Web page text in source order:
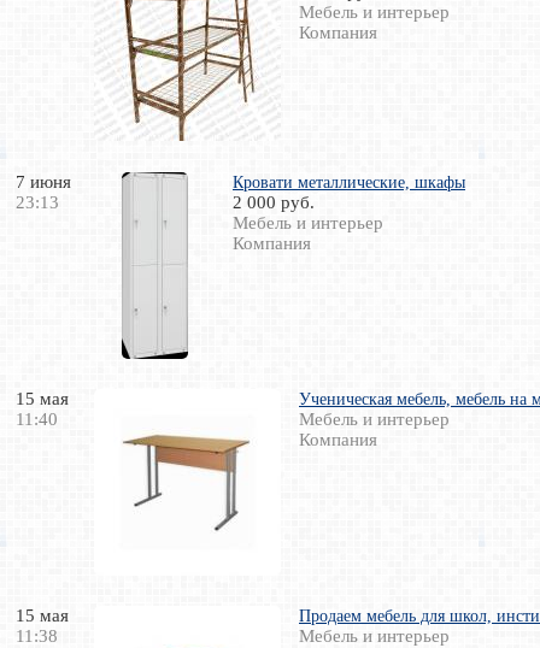
Мебель и интерьер
Компания
7 июня
23:13
Кровати металлические, шкафы
2 000 руб.
Мебель и интерьер
Компания
15 мая
11:40
Ученическая мебель, мебель на
Мебель и интерьер
Компания
15 мая
11:38
Продаем мебель для школ,
Мебель и интерьер